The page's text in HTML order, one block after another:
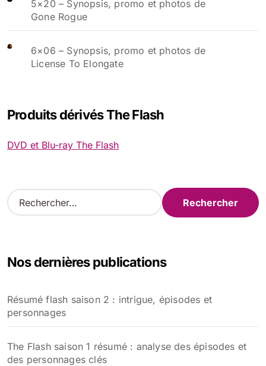
5×20 – Synopsis, promo et photos de
Gone Rogue
6×06 – Synopsis, promo et photos de
License To Elongate
Produits dérivés The Flash
DVD et Blu-ray The Flash
R
e
r
e
r
Nos dernières publications
Résumé flash saison 2 : intrigue, épisodes et
personnages
The Flash saison 1 résumé : analyse des épisodes et
des personnages clés